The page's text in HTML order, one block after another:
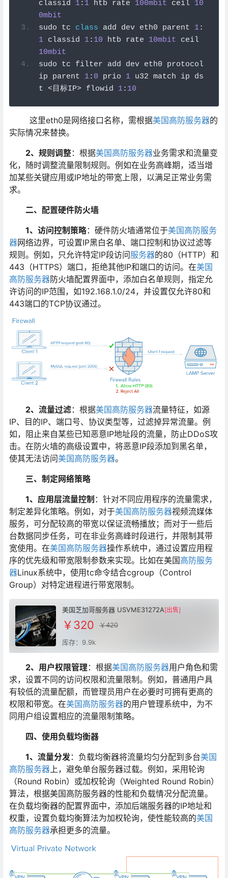
classid 1: 1 htb rate 100mbit ceil 10
0mbit
sudo tc class add dev eth0 parent 1:
1 classid 1: 10 htb rate 10mbit
ceil
10mbit
sudo tc filter add dev eth0 protocol
ip parent 1: 0 prio 1 u32 match ip ds
t <目标IP> flowid 1: 10
这里eth0是网络接口名称，需根据美国高防服务器的
实际情况来替换。
2、规则调整：根据美国高防服务器业务需求和流量变
化，随时调整流量限制规则。例如在业务高峰期，适当增
加某些关键应用或IP地址的带宽上限，以满足正常业务需
求。
二、配置硬件防火墙
1、访问控制策略：硬件防火墙通常位于美国高防服务
器网络边界，可设置IP黑白名单、端口控制和协议过滤等
规则。例如，只允许特定IP段访问服务器的80（HTTP）和
443（HTTPS）端口，拒绝其他IP和端口的访问。在美国
高防服务器防火墙配置界面中，添加白名单规则，指定允
许访问的IP范围，如192.168.1.0/24，并设置仅允许80和
443端口的TCP协议通过。
2、流量过滤：根据美国高防服务器流量特征，如源
IP、目的IP、端口号、协议类型等，过滤掉异常流量。例
如，阻止来自某些已知恶意IP地址段的流量，防止DDoS攻
击。在防火墙的高级设置中，将恶意IP段添加到黑名单，
使其无法访问美国高防服务器。
三、制定网络策略
1、应用层流量控制 ：针对不同应用程序的流量需求，
制定差异化策略。例如，对于美国高防服务器视频流媒体
服务，可分配较高的带宽以保证流畅播放；而对于一些后
台数据同步任务，可在非业务高峰时段进行，并限制其带
宽使用。在美国高防服务器操作系统中，通过设置应用程
序的优先级和带宽限制参数来实现。比如在美国高防服务
器Linux系统中，使用tc命令结合cgroup（Control
Group）对特定进程进行带宽限制。
美国芝加哥服务器 USVME31272A[出售]
￥320 ￥420
库存：9.9k
2、用户权限管理 ：根据美国高防服务器用户角色和需
求，设置不同的访问权限和流量限制。例如，普通用户具
有较低的流量配额，而管理员用户在必要时可拥有更高的
权限和带宽。在美国高防服务器的用户管理系统中，为不
同用户组设置相应的流量限制策略。
四、使用负载均衡器
1、流量分发：负载均衡器将流量均匀分配到多台美国
高防服务器上，避免单台服务器过载。例如，采用轮询
（Round Robin）或加权轮询（Weighted Round Robin）
算法，根据美国高防服务器的性能和负载情况分配流量。
在负载均衡器的配置界面中，添加后端服务器的IP地址和
权重，设置负载均衡算法为加权轮询，使性能较高的美国
高防服务器承担更多的流量。